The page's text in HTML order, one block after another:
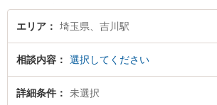
たいときは市区町村検索や同一路線のより大きな駅も
でしょう。特に吉川総合法律事務所の森山 健次弁護士
のトラブル解決の実績豊富な吉川駅近くの弁護士を検
脱税事件を法律相談できる吉川駅付近の弁護士に面談
りの相談者さんにおすすめです。
エリア 埼玉県、吉川駅
相談内容 選択してください
詳細条件 未選択